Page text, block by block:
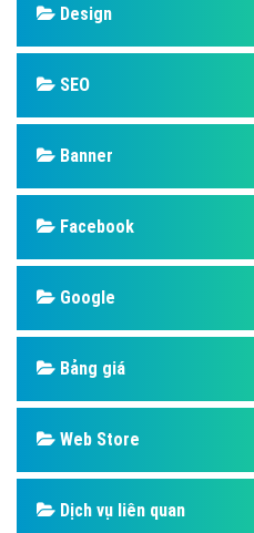
Design
SEO
Banner
Facebook
Google
Bảng giá
Web Store
Dịch vụ liên quan